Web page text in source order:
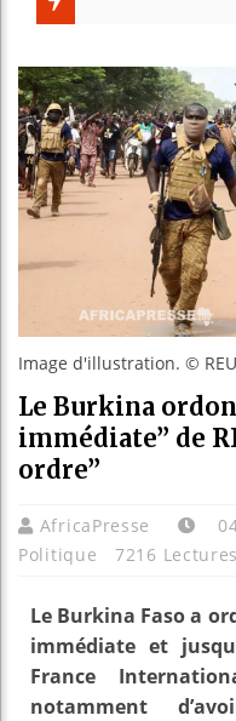
Image d'illustration. ©
Le Burkina
immédiate” de
ordre”
AfricaPresse
Politique
7216 Lectures
Le Burkina Faso a
immédiate et
France
notamment